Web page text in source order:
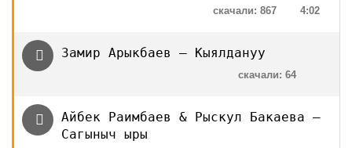
4:02
скачали: 867
Замир Арыкбаев — Кыялдануу
скачали: 64
Айбек Раимбаев & Рыскул Бакаева —
Сагыныч ыры